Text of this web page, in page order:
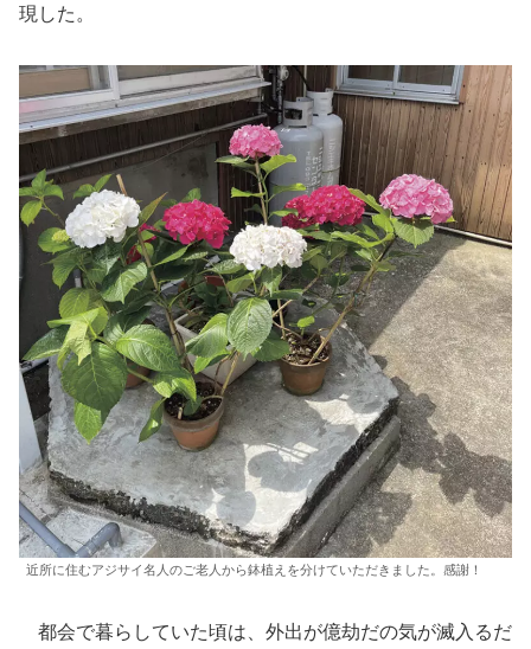
現した。
近所に住むアジサイ名人のご老人から鉢植えを分けていただきました。感謝！
都会で暮らしていた頃は、外出が億劫だの気が滅入るだ